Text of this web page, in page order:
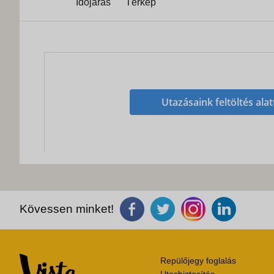
Időjárás Térkép
Utazásaink feltöltés
Kövessen minket!
Repülőjegy foglalás